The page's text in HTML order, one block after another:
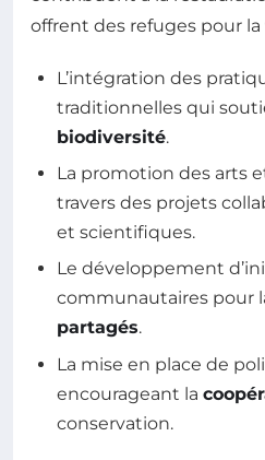
offrent des refuges pour la
L’intégration des
traditionnelles qui
biodiversité.
La promotion des arts
travers des projets
et scientifiques.
Le développement
communautaires pour
partagés.
La mise en place de
encourageant la
conservation.